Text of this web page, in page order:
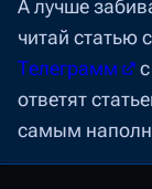
А лучше
читай статью
Телеграмм
ответят
самым